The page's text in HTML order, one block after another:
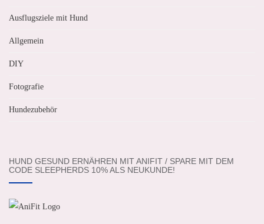
Ausflugsziele mit Hund
Allgemein
DIY
Fotografie
Hundezubehör
HUND GESUND ERNÄHREN MIT ANIFIT / SPARE MIT DEM
CODE SLEEPHERDS 10% ALS NEUKUNDE!